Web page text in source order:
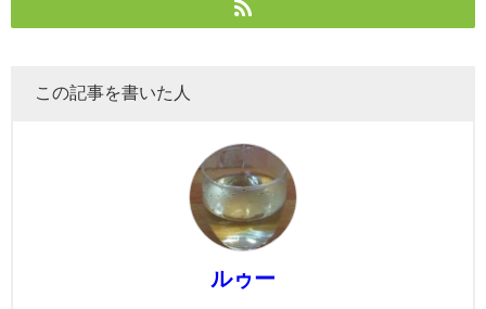
この記事を書いた人
ルゥー